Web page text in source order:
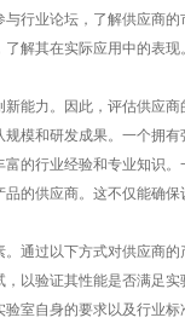
行业论坛，了解供应商
解其在实际应用中的表
能力。因此，评估供应
模和研发成果。一个拥
的行业经验和专业知识
的供应商。这不仅能确
通过以下方式对供应商的
以验证其性能是否满足
室自身的要求以及行业